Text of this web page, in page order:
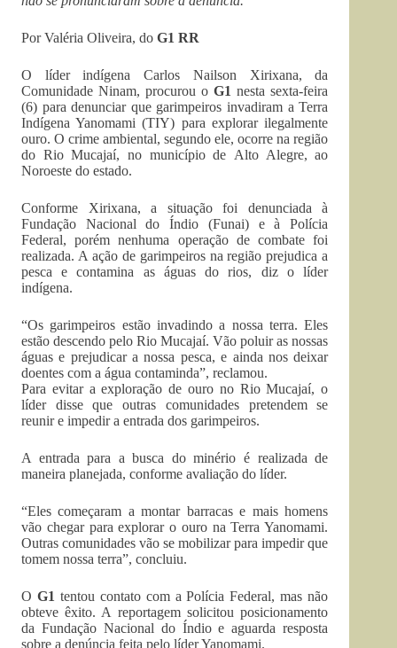
Por Valéria Oliveira, do G1 RR
O líder indígena Carlos Nailson Xirixana, da
Comunidade Ninam, procurou oG1 nesta sexta-feira
(6) para denunciar que garimpeiros invadiram a Terra
Indígena Yanomami (TIY) para explorar ilegalmente
ouro. O crime ambiental, segundo ele, ocorre na região
do Rio Mucajaí, no município de Alto Alegre, ao
Noroeste do estado.
Conforme Xirixana, a situação foi denunciada à
Fundação Nacional do Índio (Funai) e à Polícia
Federal, porém nenhuma operação de combate foi
realizada. A ação de garimpeiros na região prejudica a
pesca e contamina as águas do rios, diz o líder
indígena.
“Os garimpeiros estão invadindo a nossa terra. Eles
estão descendo pelo Rio Mucajaí. Vão poluir as nossas
águas e prejudicar a nossa pesca, e ainda nos deixar
doentes com a água contaminda”, reclamou.
Para evitar a exploração de ouro no Rio Mucajaí, o
líder disse que outras comunidades pretendem se
reunir e impedir a entrada dos garimpeiros.
A entrada para a busca do minério é realizada de
maneira planejada, conforme avaliação do líder.
“Eles começaram a montar barracas e mais homens
vão chegar para explorar o ouro na Terra Yanomami.
Outras comunidades vão se mobilizar para impedir que
tomem nossa terra”, concluiu.
O G1 tentou contato com a Polícia Federal, mas não
obteve êxito. A reportagem solicitou posicionamento
da Fundação Nacional do Índio e aguarda resposta
sobre a denúncia feita pelo líder Yanomami.